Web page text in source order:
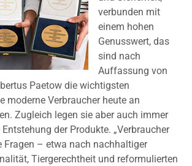
verbunden mit
einem hohen
Genusswert, das
sind nach
Auffassung von
Paetow die wichtigsten
moderne Verbraucher heute an
Zugleich legen sie aber auch immer
der Produkte. „Verbraucher
Fragen – etwa nach nachhaltiger
Tiergerechtheit und reformulierten